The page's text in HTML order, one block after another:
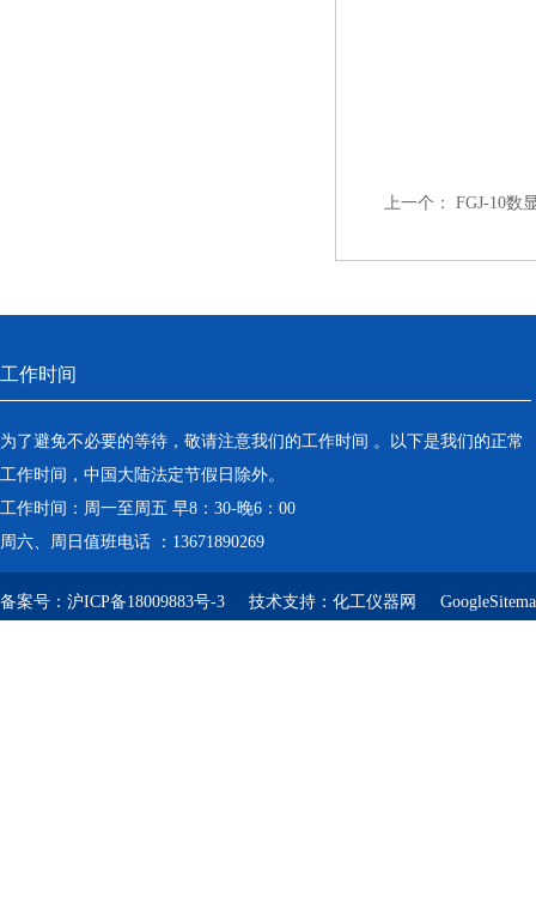
上一个： FGJ-10数
工作时间
为了避免不必要的等待，敬请注意我们的工作时间 。以下是我们的正常
工作时间，中国大陆法定节假日除外。
工作时间：周一至周五 早8：30-晚6：00
周六、周日值班电话 ：13671890269
备案号： 沪ICP备18009883号-3 技术支持： 化工仪器网